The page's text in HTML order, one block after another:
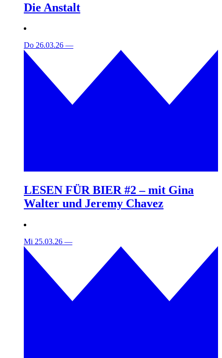
Die Anstalt
Do 26.03.26 —
LESEN FÜR BIER #2 – mit Gina
Walter und Jeremy Chavez
Mi 25.03.26 —